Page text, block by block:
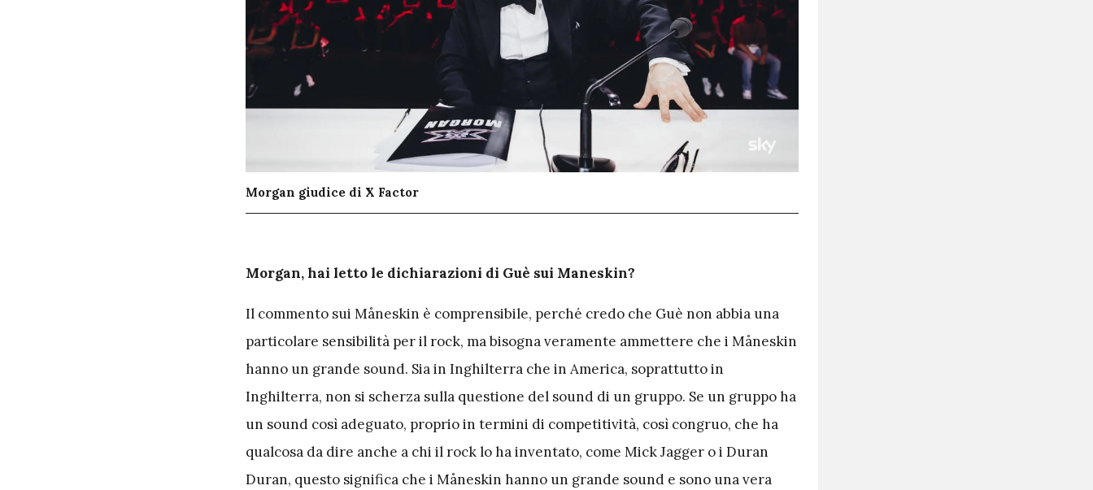
Morgan giudice di X Factor
Morgan, hai letto le dichiarazioni di Guè sui Maneskin?
Il commento sui Måneskin è comprensibile, perché credo che Guè non abbia una
particolare sensibilità per il rock, ma bisogna veramente ammettere che i Måneskin
hanno un grande sound. Sia in Inghilterra che in America, soprattutto in
Inghilterra, non si scherza sulla questione del sound di un gruppo. Se un gruppo ha
un sound così adeguato, proprio in termini di competitività, così congruo, che ha
qualcosa da dire anche a chi il rock lo ha inventato, come Mick Jagger o i Duran
Duran, questo significa che i Måneskin hanno un grande sound e sono una vera